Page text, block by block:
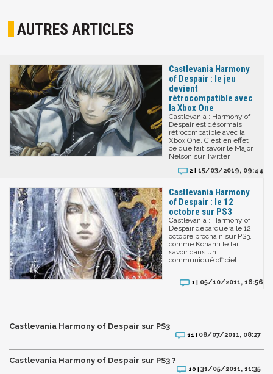
AUTRES ARTICLES
Castlevania Harmony
of Despair : le jeu
devient
rétrocompatible avec
la Xbox One
Castlevania : Harmony of
Despair est désormais
rétrocompatible avec la
Xbox One. C'est en effet
ce que fait savoir le Major
Nelson sur Twitter.
2 | 15/03/2019, 09:44
Castlevania Harmony
of Despair : le 12
octobre sur PS3
Castlevania : Harmony of
Despair débarquera le 12
octobre prochain sur PS3,
comme Konami le fait
savoir dans un
communiqué officiel.
1 | 05/10/2011, 16:56
Castlevania Harmony of Despair sur PS3
11 | 08/07/2011, 08:27
Castlevania Harmony of Despair sur PS3 ?
10 | 31/05/2011, 11:35